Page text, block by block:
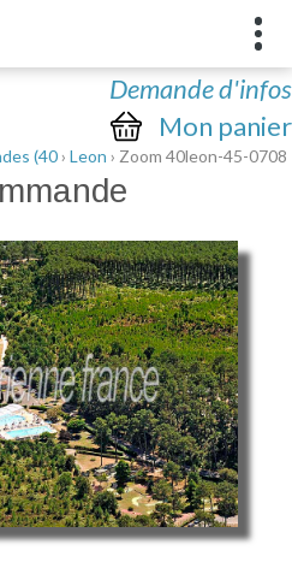
Demande d'infos
Mon panier
(40› Leon › Zoom 40leon-45-0708